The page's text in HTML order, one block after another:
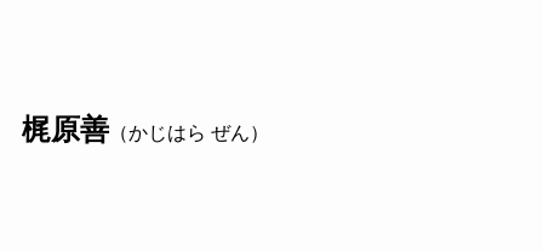
梶原善（かじはら ぜん）